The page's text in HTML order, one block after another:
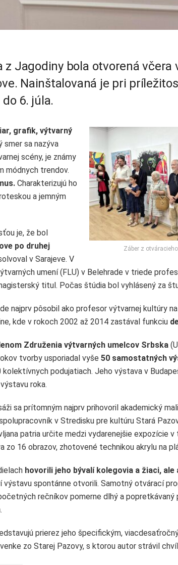
Jagodiny bola otvorená včera
Nainštalovaná je pri
6. júla.
Záber z
grafik, výtvarný
sa nazýva
scény, je známy
módnych trendov.
Charakterizujú ho
a jemným
je, že bol
po druhej
v Sarajeve. V
umení (FLU) v Belehrade v triede
titul. Počas štúdia bol vyhlásený za
najprv pôsobil ako profesor výtvarnej kultúry
kde v rokoch 2002 až 2014 zastával funkciu
Združenia výtvarných umelcov Srbska
tvorby usporiadal vyše 50 samostatných
kolektívnych podujatiach. Jeho výstava v
roka.
sa prítomným najprv prihovoril akademický
v Stredisku pre kultúru Stará
patria určite medzi vydarenejšie expozície v
zo 16 obrazov, zhotovené technikou akrylu na
hovorili jeho bývalí kolegovia a žiaci, ale
výstavu spontánne otvorili. Samotný otvárací
rečníkov pomerne dlhý a popretkávaný
prierez jeho špecifickým,
zo Starej Pazovy, s ktorou autor strávil